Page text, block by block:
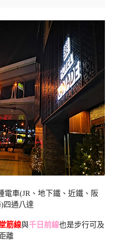
電車(JR、地下鐵、近鐵、阪
四通八達
筋線與千日前線也是步行可及
離